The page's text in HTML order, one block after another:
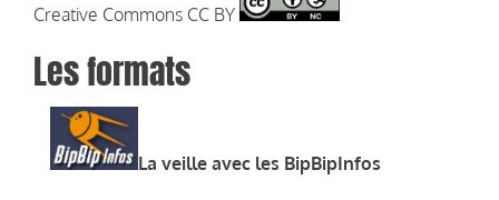
Creative Commons CC BY
Les formats
La veille avec les BipBipInfos